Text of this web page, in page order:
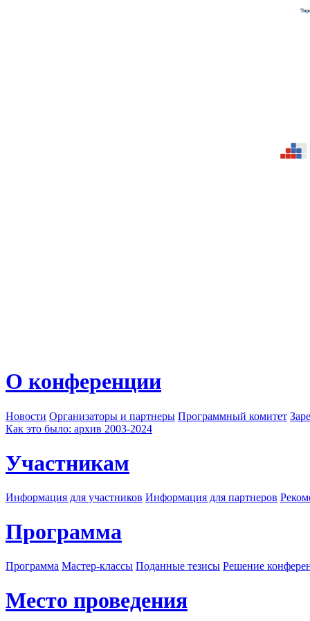
О конференции
Новости Организаторы и партнеры Программный комитет
Как это было: архив 2003-2024
Участникам
Информация для участников Информация для партнеров
Программа
Программа Мастер-классы Поданные тезисы Решение
Место проведения